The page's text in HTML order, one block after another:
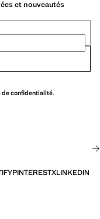
et nouveautés
de confidentialité.
PINTERESTXLINKEDIN